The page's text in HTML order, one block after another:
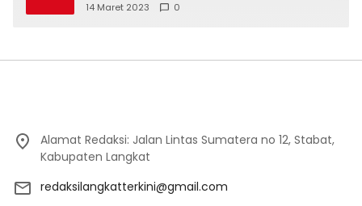
14 Maret 2023 0
Alamat Redaksi: Jalan Lintas Sumatera no 12, Stabat,
Kabupaten Langkat
redaksilangkatterkini@gmail.com